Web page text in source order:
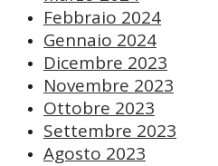
Febbraio 2024
Gennaio 2024
Dicembre 2023
Novembre 2023
Ottobre 2023
Settembre 2023
Agosto 2023